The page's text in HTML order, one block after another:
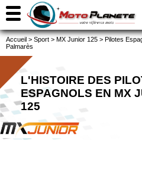
Accueil > Sport > MX Junior 125 > Pilotes
Palmarès
L'HISTOIRE DES
ESPAGNOLS EN MX
125